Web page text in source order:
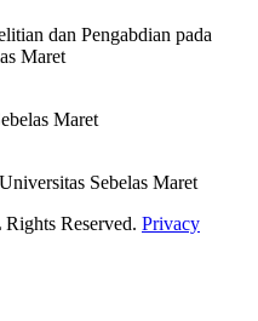
dan Pengabdian pada
Maret
Maret
Sebelas Maret
Reserved. Privacy